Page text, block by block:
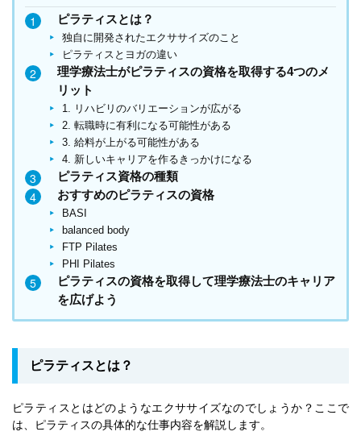
ピラティスとは？
独自に開発されたエクササイズのこと
ピラティスとヨガの違い
理学療法士がピラティスの資格を取得する4つのメ
リット
1. リハビリのバリエーションが広がる
2. 転職時に有利になる可能性がある
3. 給料が上がる可能性がある
4. 新しいキャリアを作るきっかけになる
ピラティス資格の種類
おすすめのピラティスの資格
BASI
balanced body
FTP Pilates
PHI Pilates
ピラティスの資格を取得して理学療法士のキャリア
を広げよう
ピラティスとは？
ピラティスとはどのようなエクササイズなのでしょうか？ここで
は、ピラティスの具体的な仕事内容を解説します。